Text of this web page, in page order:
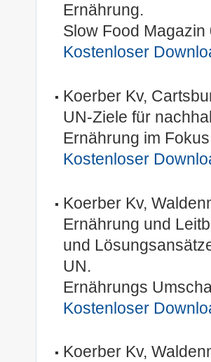
Ernährung.
Slow Food
Kostenloser
Koerber Kv,
UN-Ziele für
Ernährung im
Kostenloser
Koerber Kv,
Ernährung und
und
UN.
Ernährungs
Kostenloser
Koerber Kv,